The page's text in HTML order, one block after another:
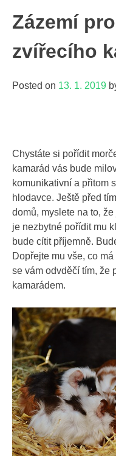
Zázemí
zvířecího
Posted on 13. 1. 2019
Chystáte si pořídit
kamarád vás bude
komunikativní a přitom
hlodavce. Ještě před
domů, myslete na to,
je nezbytné pořídit mu
bude cítit příjemně.
Dopřejte mu vše, co
se vám odvděčí tím, že
kamarádem.